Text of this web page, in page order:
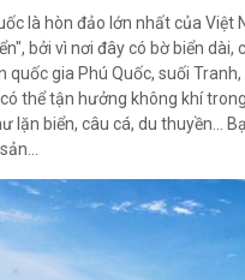
là hòn đảo lớn nhất của
bởi vì nơi đây có bờ biển
gia Phú Quốc, suối
thể tận hưởng không khí
lặn biển, câu cá, du thuyền...